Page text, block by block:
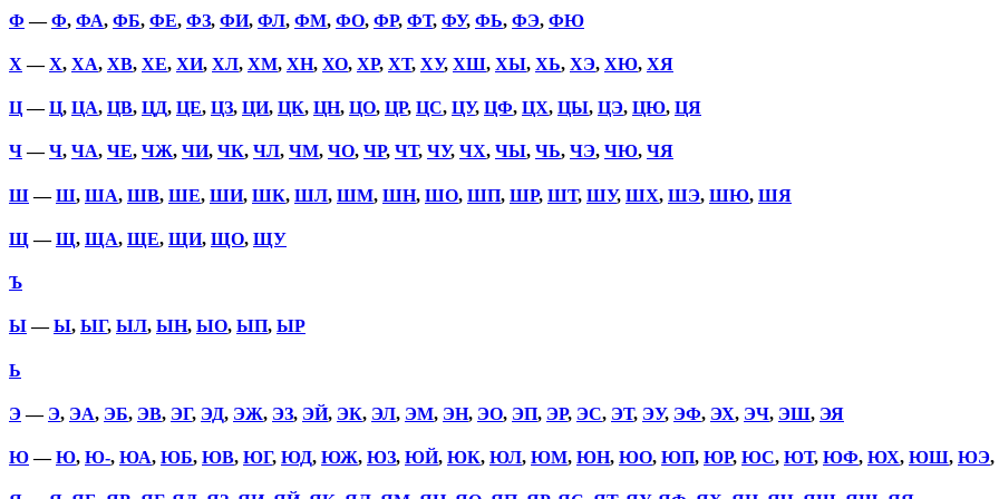
Ф —Ф, ФА, ФБ, ФЕ, ФЗ, ФИ, ФЛ, ФМ, ФО, ФР, ФТ, ФУ, ФЬ, ФЭ, ФЮ
Х —Х, ХА, ХВ, ХЕ, ХИ, ХЛ, ХМ, ХН, ХО, ХР, ХТ, ХУ, ХШ, ХЫ, ХЬ, ХЭ, ХЮ, ХЯ
Ц—Ц, ЦА, ЦВ, ЦД, ЦЕ, ЦЗ, ЦИ, ЦК, ЦН, ЦО, ЦР, ЦС, ЦУ, ЦФ, ЦХ, ЦЫ, ЦЭ, ЦЮ, ЦЯ
Ч—Ч, ЧА, ЧЕ, ЧЖ, ЧИ, ЧК, ЧЛ, ЧМ, ЧО, ЧР, ЧТ, ЧУ, ЧХ, ЧЫ, ЧЬ, ЧЭ, ЧЮ, ЧЯ
Ш—Ш, ША, ШВ, ШЕ, ШИ, ШК, ШЛ, ШМ, ШН, ШО, ШП, ШР, ШТ, ШУ, ШХ, ШЭ, ШЮ, ШЯ
Щ —Щ, ЩА, ЩЕ, ЩИ, ЩО, ЩУ
Ъ
Ы—Ы, ЫГ, ЫЛ, ЫН, ЫО, ЫП, ЫР
Ь
Э— Э, ЭА, ЭБ, ЭВ, ЭГ, ЭД, ЭЖ, ЭЗ, ЭЙ, ЭК, ЭЛ, ЭМ, ЭН, ЭО, ЭП, ЭР, ЭС, ЭТ, ЭУ, ЭФ, ЭХ, ЭЧ, ЭШ, ЭЯ
Ю—Ю, Ю-, ЮА, ЮБ, ЮВ, ЮГ, ЮД, ЮЖ, ЮЗ, ЮЙ, ЮК, ЮЛ, ЮМ, ЮН, ЮО, ЮП, ЮР, ЮС, ЮТ, ЮФ, ЮХ, ЮШ, ЮЭ,